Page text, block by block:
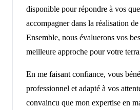
disponible pour répondre à vos
accompagner dans la réalisation
Ensemble, nous évaluerons vos
meilleure approche pour votre
En me faisant confiance, vous
professionnel et adapté à vos
convaincu que mon expertise en